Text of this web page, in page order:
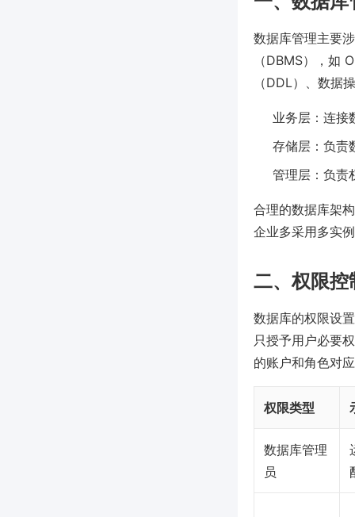
数据库管理主要
（DBMS），如
（DDL）、数据
业务层：连接
存储层：负责
管理层：负责
合理的数据库架
企业多采用多实
二、权限控
数据库的权限设
只授予用户必要
的账户和角色对
权限类型
数据库管理
员